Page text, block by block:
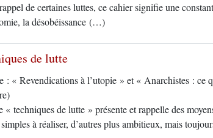
de certaines luttes, ce cahier signifie une
la désobéissance (…)
de lutte
: « Revendications à l’utopie » et « Anarchistes : ce
« techniques de lutte » présente et rappelle des
à réaliser, d’autres plus ambitieux, mais